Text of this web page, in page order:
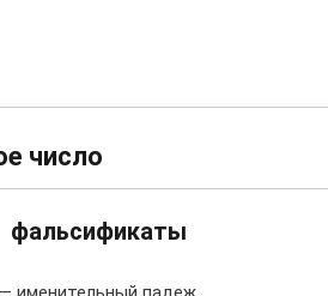
число
фальсификаты